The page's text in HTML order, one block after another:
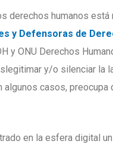
derechos humanos está
y Defensoras de
y ONU Derechos
y/o silenciar la
algunos casos,
en la esfera digital